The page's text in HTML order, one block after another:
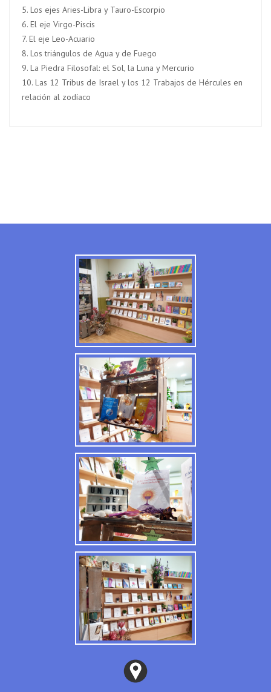
5. Los ejes Aries-Libra y Tauro-Escorpio
6. El eje Virgo-Piscis
7. El eje Leo-Acuario
8. Los triángulos de Agua y de Fuego
9. La Piedra Filosofal: el Sol, la Luna y Mercurio
10. Las 12 Tribus de Israel y los 12 Trabajos de Hércules en
relación al zodíaco